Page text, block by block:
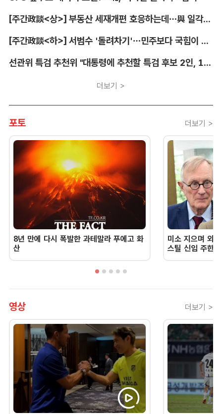
[주간政談<상>] 부동산 세재개편 호응하는데…與 일각의 속내
[주간政談<하>] 서범수 '돌려차기'…민주보다 국힘이 더 발끈
선관위 특검 추천위 "대통령에 추천할 특검 후보 2인, 14일 확정"
더보기 >
포토 더보기 >
8년 만에 다시 폭발한 과테말라 푸에고 화
산
미소 지으며 외
스틸 신임 주한
영상 더보기 >